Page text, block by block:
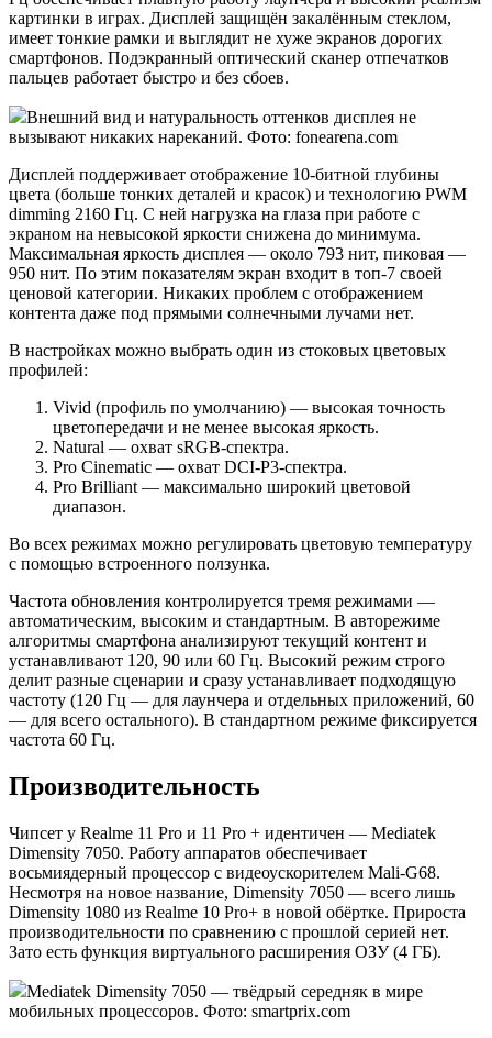
картинки в играх. Дисплей защищён закалённым стеклом,
имеет тонкие рамки и выглядит не хуже экранов дорогих
смартфонов. Подэкранный оптический сканер отпечатков
пальцев работает быстро и без сбоев.
Внешний вид и натуральность оттенков дисплея не
вызывают никаких нареканий. Фото: fonearena.com
Дисплей поддерживает отображение 10-битной глубины
цвета (больше тонких деталей и красок) и технологию PWM
dimming 2160 Гц. С ней нагрузка на глаза при работе с
экраном на невысокой яркости снижена до минимума.
Максимальная яркость дисплея — около 793 нит, пиковая —
950 нит. По этим показателям экран входит в топ-7 своей
ценовой категории. Никаких проблем с отображением
контента даже под прямыми солнечными лучами нет.
В настройках можно выбрать один из стоковых цветовых
профилей:
Vivid (профиль по умолчанию) — высокая точность
цветопередачи и не менее высокая яркость.
Natural — охват sRGB-спектра.
Pro Cinematic — охват DCI-P3-спектра.
Pro Brilliant — максимально широкий цветовой
диапазон.
Во всех режимах можно регулировать цветовую температуру
с помощью встроенного ползунка.
Частота обновления контролируется тремя режимами —
автоматическим, высоким и стандартным. В авторежиме
алгоритмы смартфона анализируют текущий контент и
устанавливают 120, 90 или 60 Гц. Высокий режим строго
делит разные сценарии и сразу устанавливает подходящую
частоту (120 Гц — для лаунчера и отдельных приложений, 60
— для всего остального). В стандартном режиме фиксируется
частота 60 Гц.
Производительность
Чипсет у Realme 11 Pro и 11 Pro + идентичен — Mediatek
Dimensity 7050. Работу аппаратов обеспечивает
восьмиядерный процессор с видеоускорителем Mali-G68.
Несмотря на новое название, Dimensity 7050 — всего лишь
Dimensity 1080 из Realme 10 Pro+ в новой обёртке. Прироста
производительности по сравнению с прошлой серией нет.
Зато есть функция виртуального расширения ОЗУ (4 ГБ).
Mediatek Dimensity 7050 — твёдрый середняк в мире
мобильных процессоров. Фото: smartprix.com